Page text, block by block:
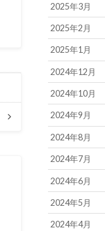
2025年3月
2025年2月
2025年1月
2024年12月
2024年10月
2024年9月
2024年8月
2024年7月
2024年6月
2024年5月
2024年4月